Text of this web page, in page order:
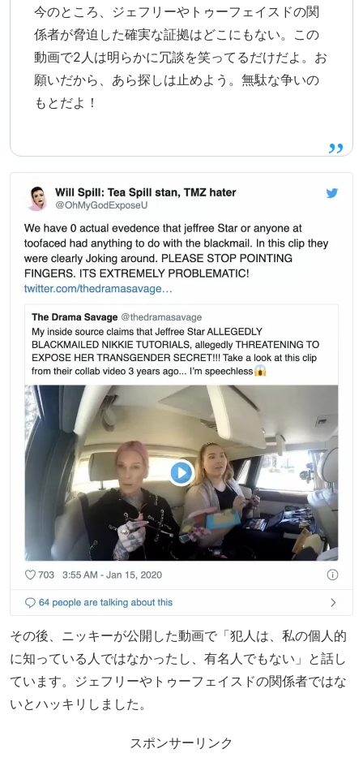
今のところ、ジェフリーやトゥーフェイスドの関
係者が脅迫した確実な証拠はどこにもない。この
動画で2人は明らかに冗談を笑ってるだけだよ。お
願いだから、あら探しは止めよう。無駄な争いの
もとだよ！
その後、ニッキーが公開した動画で「犯人は、私の個人的
に知っている人ではなかったし、有名人でもない」と話し
ています。ジェフリーやトゥーフェイスドの関係者ではな
いとハッキリしました。
スポンサーリンク